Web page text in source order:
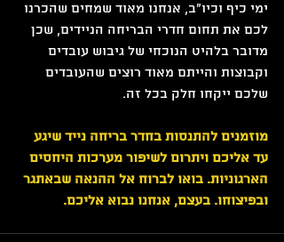
ימי כיף וכיו"ב, אנחנו מאוד שמחים שהכרנו
לכם את תחום חדרי הבריחה הניידים, שכן
מדובר בלהיט הנוכחי של גיבוש עובדים
וקבוצות והייתם מאוד רוצים שהעובדים
שלכם ייקחו חלק בכל זה.
מוזמנים להתנסות בחדר בריחה נייד שיגע
עד אליכם ויתרום לשיפור מערכות היחסים
הארגוניות. בואו לברוח אל ההנאה שבאתגר
ובפיצוחו. בעצם, אנחנו נבוא אליכם.